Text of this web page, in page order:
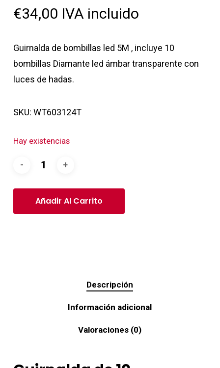
€34,00 IVA incluido
Guirnalda de bombillas led 5M , incluye 10
bombillas Diamante led ámbar transparente con
luces de hadas.
SKU: WT603124T
Hay existencias
Añadir Al Carrito
Descripción
Información adicional
Valoraciones (0)